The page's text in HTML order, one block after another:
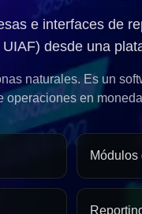
e interfaces de
desde una
naturales. Es un
operaciones en
Módulos